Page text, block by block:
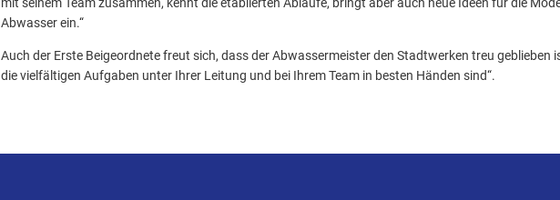
Abwasser ein.“
Auch der Erste Beigeordnete freut sich, dass der Abwassermeister den Stadtwerken treu geblieben
die vielfältigen Aufgaben unter Ihrer Leitung und bei Ihrem Team in besten Händen sind“.